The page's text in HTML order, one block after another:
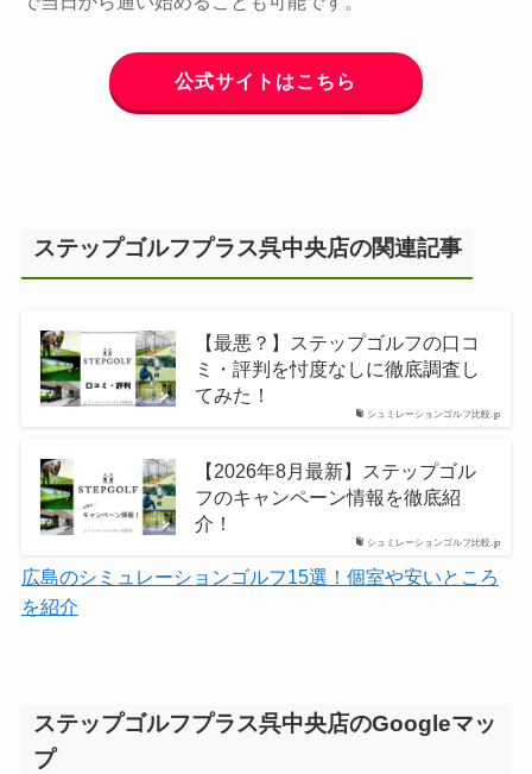
公式サイトはこちら
ステップゴルフプラス呉中央店の関連記事
シュミレーションゴルフ比較.jp
【最悪？】ステップゴルフの口コ
ミ・評判を忖度なしに徹底調査し
てみた！
シュミレーションゴルフ比較.jp
【2026年8月最新】ステップゴル
フのキャンペーン情報を徹底紹
介！
広島のシミュレーションゴルフ15選！個室や安いところ
を紹介
ステップゴルフプラス呉中央店のGoogleマッ
プ